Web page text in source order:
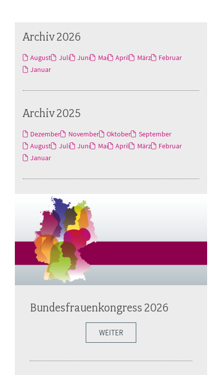
Archiv 2026
August Juli Juni Mai April März
Februar
Januar
Archiv 2025
Dezember November Oktober
September
August
Juli Juni Mai April März
Februar
Januar
Bundesfrauenkongress 2026
WEITER